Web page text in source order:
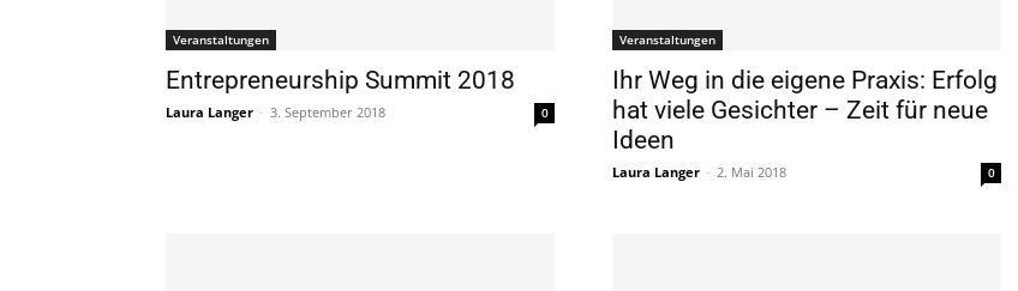
Veranstaltungen
Entrepreneurship Summit 2018
Laura Langer - 3. September 2018 0
Veranstaltungen
Ihr Weg in die eigene Praxis: Erfolg
hat viele Gesichter – Zeit für neue
Ideen
Laura Langer - 2. Mai 2018 0